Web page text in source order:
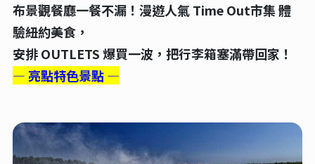
布景觀餐廳⼀餐不漏！漫遊⼈氣 Time Out市集 體
驗紐約美食，
安排 OUTLETS 爆買⼀波，把⾏李箱塞滿帶回家！
— 亮點特色景點 —